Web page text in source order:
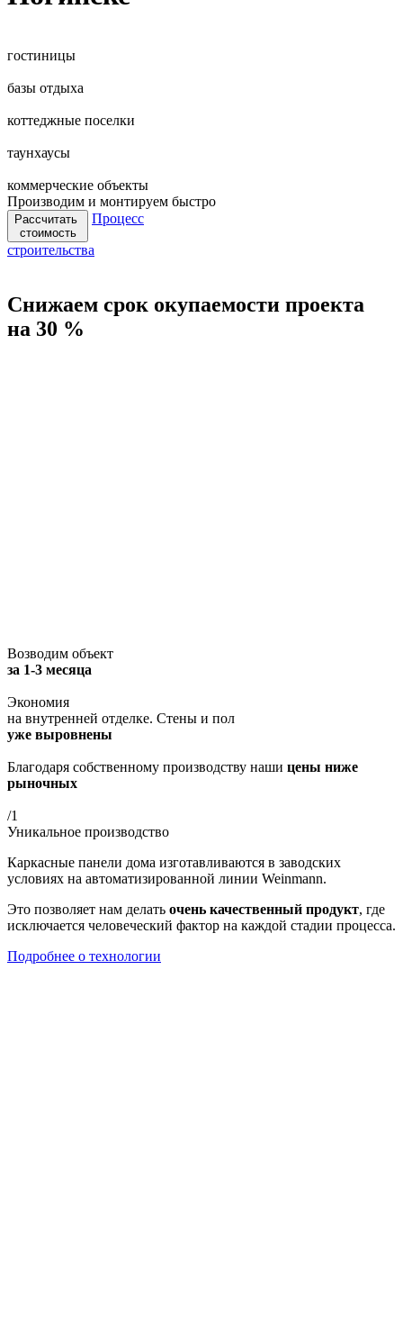
гостиницы
базы отдыха
коттеджные поселки
таунхаусы
коммерческие объекты
Производим и монтируем быстро
Рассчитать
стоимость
Процесс
строительства
Снижаем срок окупаемости проекта
на 30 %
Возводим объект
за 1-3 месяца
Экономия
на внутренней отделке. Стены и пол
уже выровнены
Благодаря собственному производству наши цены ниже
рыночных
/1
Уникальное производство
Каркасные панели дома изготавливаются в заводских
условиях на автоматизированной линии Weinmann.
Это позволяет нам делать очень качественный продукт, где
исключается человеческий фактор на каждой стадии процесса.
Подробнее о технологии